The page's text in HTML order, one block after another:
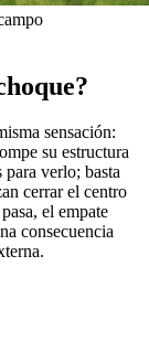
sensación:
su estructura
verlo; basta
cerrar el centro
el empate
consecuencia